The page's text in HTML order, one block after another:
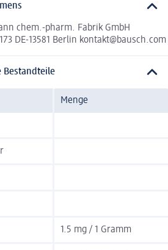
chem.-pharm. Fabrik GmbH
DE-13581 Berlin kontakt@bausch.com
Bestandteile
Menge
1.5 mg / 1 Gramm